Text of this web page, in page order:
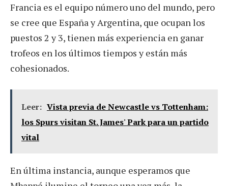
Francia es el equipo número uno del mundo, pero
se cree que España y Argentina, que ocupan los
puestos 2 y 3, tienen más experiencia en ganar
trofeos en los últimos tiempos y están más
cohesionados.
Leer: Vista previa de Newcastle vs Tottenham:
los Spurs visitan St. James' Park para un partido
vital
En última instancia, aunque esperamos que